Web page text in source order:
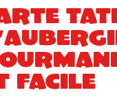
facile